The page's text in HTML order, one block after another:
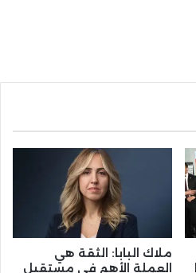
ملاك البابا: الثقة هي
العملة الأهم في مستقبل